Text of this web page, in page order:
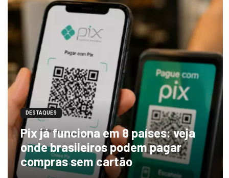
DESTAQUES
Pix já funciona em 8 países: veja
onde brasileiros podem pagar
compras sem cartão